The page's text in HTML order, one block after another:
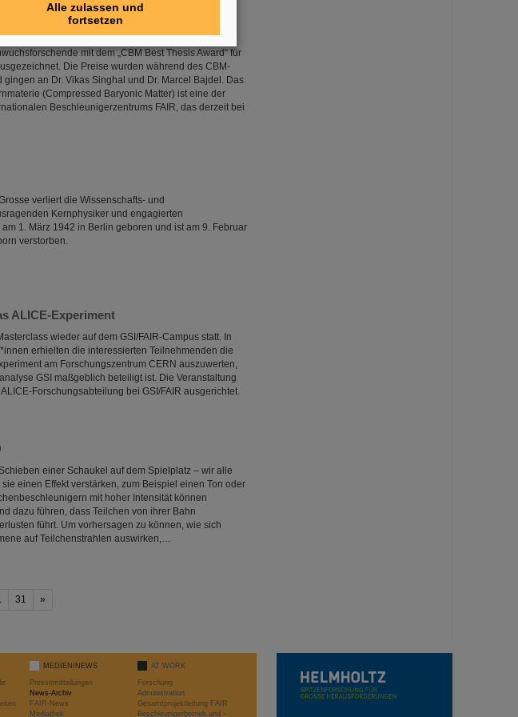
aus
mit dem „CBM Best Thesis Award“ für
Die Preise wurden während des CBM-
an Dr. Vikas Singhal und Dr. Marcel Bajdel. Das
(Compressed Baryonic Matter) ist eine der
Beschleunigerzentrums FAIR, das derzeit bei
verliert die Wissenschafts- und
Kernphysiker und engagierten
1. März 1942 in Berlin geboren und ist am 9. Februar
verstorben.
ALICE-Experiment
wieder auf dem GSI/FAIR-Campus statt. In
erhielten die interessierten Teilnehmenden die
am Forschungszentrum CERN auszuwerten,
GSI maßgeblich beteiligt ist. Die Veranstaltung
Forschungsabteilung bei GSI/FAIR ausgerichtet.
einer Schaukel auf dem Spielplatz – wir alle
einen Effekt verstärken, zum Beispiel einen Ton oder
mit hoher Intensität können
dazu führen, dass Teilchen von ihrer Bahn
führt. Um vorhersagen zu können, wie sich
auf Teilchenstrahlen auswirken,…
31 »
MEDIEN/NEWS
Pressemitteilungen
News-Archiv
FAIR-News
Mediathek
AT WORK
Forschung
Administration
Gesamtprojektleitung FAIR
Beschleunigerbetrieb und -
Alle zulassen und
fortsetzen